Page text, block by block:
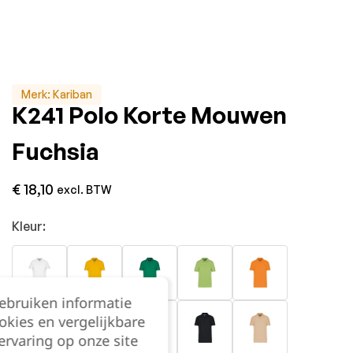
Merk: Kariban
K241 Polo Korte Mouwen
Fuchsia
€18,10 excl. BTW
Kleur:
informatie
en vergelijkbare
op onze site